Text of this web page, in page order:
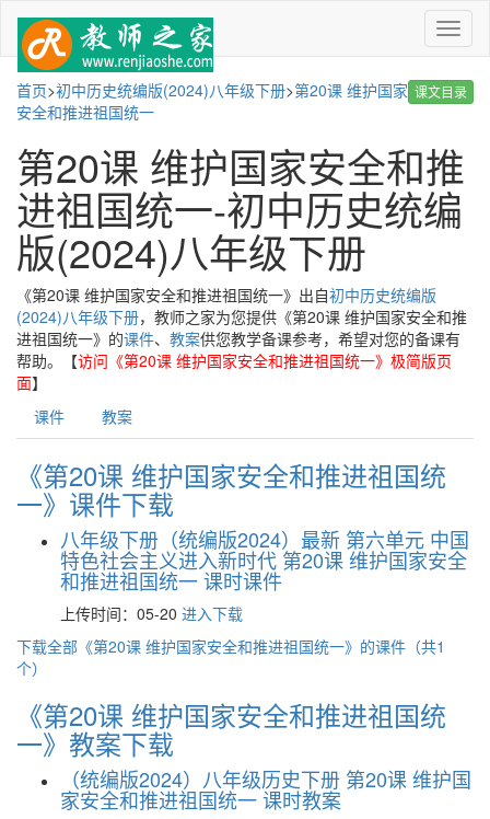
菜
单
课文目录
首页>初中历史统编版(2024)八年级下册>第20课 维护国家
安全和推进祖国统一
第20课 维护国家安全和推
进祖国统一-初中历史统编
版(2024)八年级下册
《第20课 维护国家安全和推进祖国统一》出自初中历史统编版
(2024)八年级下册，教师之家为您提供《第20课 维护国家安全和推
进祖国统一》的课件、 教案供您教学备课参考，希望对您的备课有
帮助。【访问《第20课 维护国家安全和推进祖国统一》极简版页
面】
课件
教案
《第20课 维护国家安全和推进祖国统
一》课件下载
八年级下册（统编版2024）最新 第六单元 中国
特色社会主义进入新时代 第20课 维护国家安全
和推进祖国统一 课时课件
上传时间：05-20 进入下载
下载全部《第20课 维护国家安全和推进祖国统一》的课件（共1
个）
《第20课 维护国家安全和推进祖国统
一》教案下载
（统编版2024）八年级历史下册 第20课 维护国
家安全和推进祖国统一 课时教案